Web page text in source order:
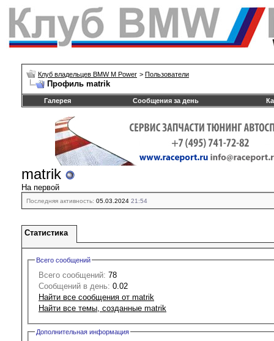
Клуб владельцев BMW M Power > Пользователи
Профиль matrik
Галерея Сообщения за день
matrik
На первой
Последняя активность: 05.03.2024 21:54
Статистика
Всего сообщений
Всего сообщений: 78
Сообщений в день: 0.02
Найти все сообщения от matrik
Найти все темы, созданные matrik
Дополнительная информация